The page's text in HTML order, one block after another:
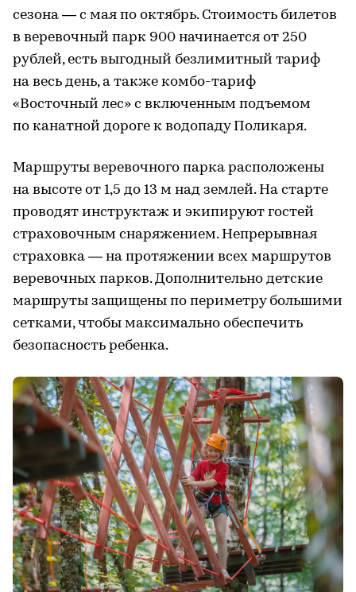
сезона — с мая по октябрь. Стоимость билетов
в веревочный парк 900 начинается от 250
рублей, есть выгодный безлимитный тариф
на весь день, а также комбо-тариф
«Восточный лес» с включенным подъемом
по канатной дороге к водопаду Поликаря.
Маршруты веревочного парка расположены
на высоте от 1,5 до 13 м над землей. На старте
проводят инструктаж и экипируют гостей
страховочным снаряжением. Непрерывная
страховка — на протяжении всех маршрутов
веревочных парков. Дополнительно детские
маршруты защищены по периметру большими
сетками, чтобы максимально обеспечить
безопасность ребенка.